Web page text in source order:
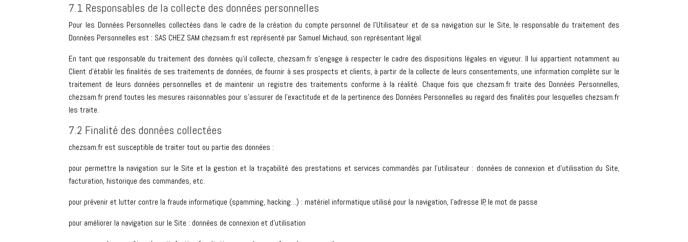
7.1 Responsables de la collecte des données personnelles
Pour les Données Personnelles collectées dans le cadre de la création du compte personnel de l’Utilisateur et de sa navigation sur le Site, le responsable du traitement des
Données Personnelles est : SAS CHEZ SAM chezsam.fr est représenté par Samuel Michaud, son représentant légal.
En tant que responsable du traitement des données qu’il collecte, chezsam.fr s’engage à respecter le cadre des dispositions légales en vigueur. Il lui appartient notamment au
Client d’établir les finalités de ses traitements de données, de fournir à ses prospects et clients, à partir de la collecte de leurs consentements, une information complète sur le
traitement de leurs données personnelles et de maintenir un registre des traitements conforme à la réalité. Chaque fois que chezsam.fr traite des Données Personnelles,
chezsam.fr prend toutes les mesures raisonnables pour s’assurer de l’exactitude et de la pertinence des Données Personnelles au regard des finalités pour lesquelles chezsam.fr
les traite.
7.2 Finalité des données collectées
chezsam.fr est susceptible de traiter tout ou partie des données :
pour permettre la navigation sur le Site et la gestion et la traçabilité des prestations et services commandés par l’utilisateur : données de connexion et d’utilisation du Site,
facturation, historique des commandes, etc.
pour prévenir et lutter contre la fraude informatique (spamming, hacking…) : matériel informatique utilisé pour la navigation, l’adresse IP, le mot de passe
pour améliorer la navigation sur le Site : données de connexion et d’utilisation